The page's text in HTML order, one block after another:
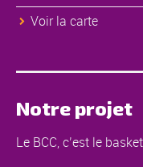
Voir la carte
Notre projet
Le BCC, c’est le